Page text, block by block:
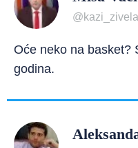
Oće neko na basket?
godina.